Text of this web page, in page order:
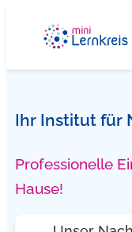
springen
Ihr Institut für
Professionelle
Hause!